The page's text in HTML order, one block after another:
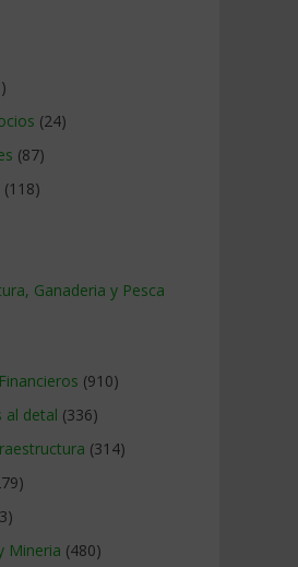
(24)
(87)
(118)
Ganaderia y Pesca
(910)
al detal (336)
(314)
Mineria (480)